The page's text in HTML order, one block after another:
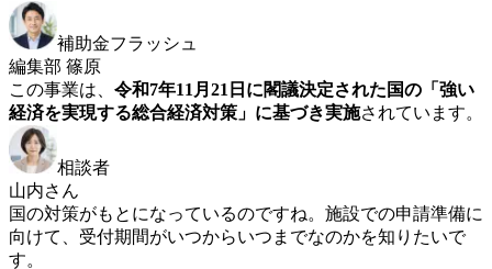
補助金フラッシュ
編集部 篠原
この事業は、 令和7年11月21日に閣議決定された国の「強い
経済を実現する総合経済対策」に基づき実施されています。
相談者
山内さん
国の対策がもとになっているのですね。施設での申請準備に
向けて、受付期間がいつからいつまでなのかを知りたいで
す。